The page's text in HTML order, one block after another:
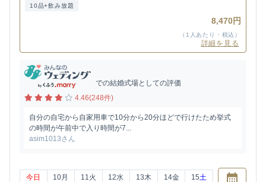
10品+飲み放題
8,470円
（1人あたり・税込）
詳細を見る
での結婚式場としての評価
4.46(248件)
自分の自宅から自家用車で10分から20分ほどで行けたため挙式
の時間が午前中で入り時間が7...
asim1013さん
今日 10月 11 火 12水 13木 14金 15土